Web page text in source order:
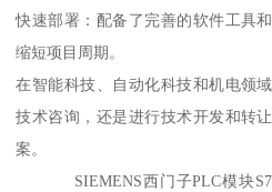
快速部署：配备了完善的软件工具
缩短项目周期。
在智能科技、自动化科技和机电领
技术咨询，还是进行技术开发和转
案。
SIEMENS西门子PLC模块S7-